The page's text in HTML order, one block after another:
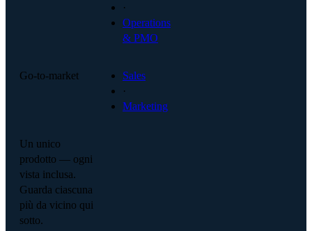
·
Operations
& PMO
Go-to-market
Sales
·
Marketing
Un unico
prodotto — ogni
vista inclusa.
Guarda ciascuna
più da vicino qui
sotto.